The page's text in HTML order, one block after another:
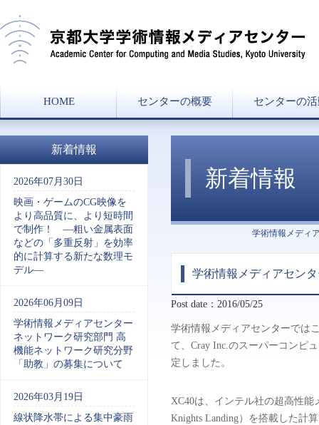
HOME センターの概要
ミッション
センター長挨拶
沿革
組織図
センターの
研究分野一覧
協力講座・学部兼
講義一覧
新着情報
学術情報メディ
学術情報メディアセン
Post date：2016/05/25
学術情報メディアセンターでは
て、Cray Inc.のスーパーコンピ
定しました。
XC40は、インテル社の超高性
Knights Landing）を搭載した計
新着情報
2026年07月30日
映画・ゲームのCG映像を
より高品質に、より短時間
で制作！ ―粗い金属表面
などの「多重反射」を効率
的に計算する新たな数理モ
デル―
2026年06月09日
学術情報メディアセンター
ネットワーク研究部門 高
機能ネットワーク研究分野
「助教」の募集について
2026年03月19日
線状降水帯による集中豪雨